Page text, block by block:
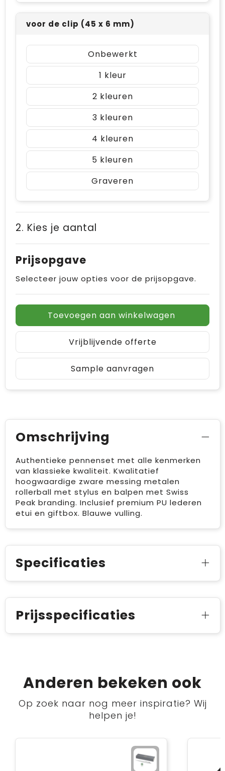
voor de clip (45 x 6 mm)
Onbewerkt
1
2
3
4
5
Graveren
2. Kies je aantal
Prijsopgave
Selecteer jouw opties voor de prijsopgave.
Toevoegen aan winkelwagen
Vrijblijvende offerte
Sample aanvragen
Omschrijving
Authentieke pennenset met alle kenmerken
van klassieke kwaliteit. Kwalitatief
hoogwaardige zware messing metalen
rollerball met stylus en balpen met Swiss
Peak branding. Inclusief premium PU lederen
etui en giftbox. Blauwe vulling.
Specificaties
Prijsspecificaties
Anderen bekeken ook
Op zoek naar nog meer inspiratie? Wij
helpen je!